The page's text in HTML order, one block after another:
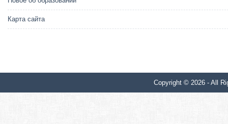
Карта сайта
Copyright © 2026 - All